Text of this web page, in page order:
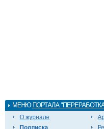
МЕНЮ ПОРТАЛА
О журнале
Подписка